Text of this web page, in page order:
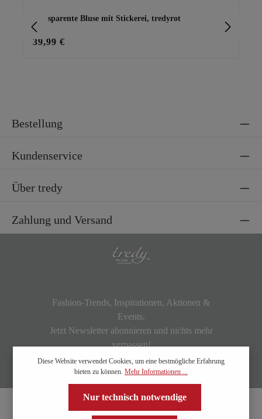
transparente Bluse mit Stickerei, tredyrot
39,99 €
Bestellung
Kundenservice
Über tredy
Zahlung und Versand
Fashion-Trends, Inspirationen, Aktionen &
Events.
Jetzt Newsletter abonnieren und nichts mehr
verpassen!
Diese Website verwendet Cookies, um eine bestmögliche Erfahrung
bieten zu können. Mehr Informationen ...
Nur technisch notwendige